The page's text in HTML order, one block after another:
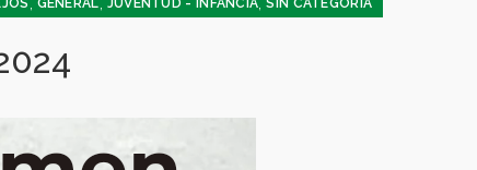
GENERAL JUVENTUD - INFANCIA SIN CATEGORÍA